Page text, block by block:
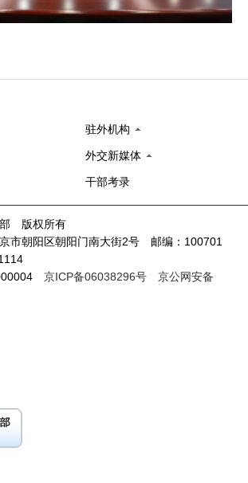
驻外机构
外交新媒体
干部考录
部 版权所有
市朝阳区朝阳门南大街2号 邮编：100701
京ICP备06038296号
京公网安备